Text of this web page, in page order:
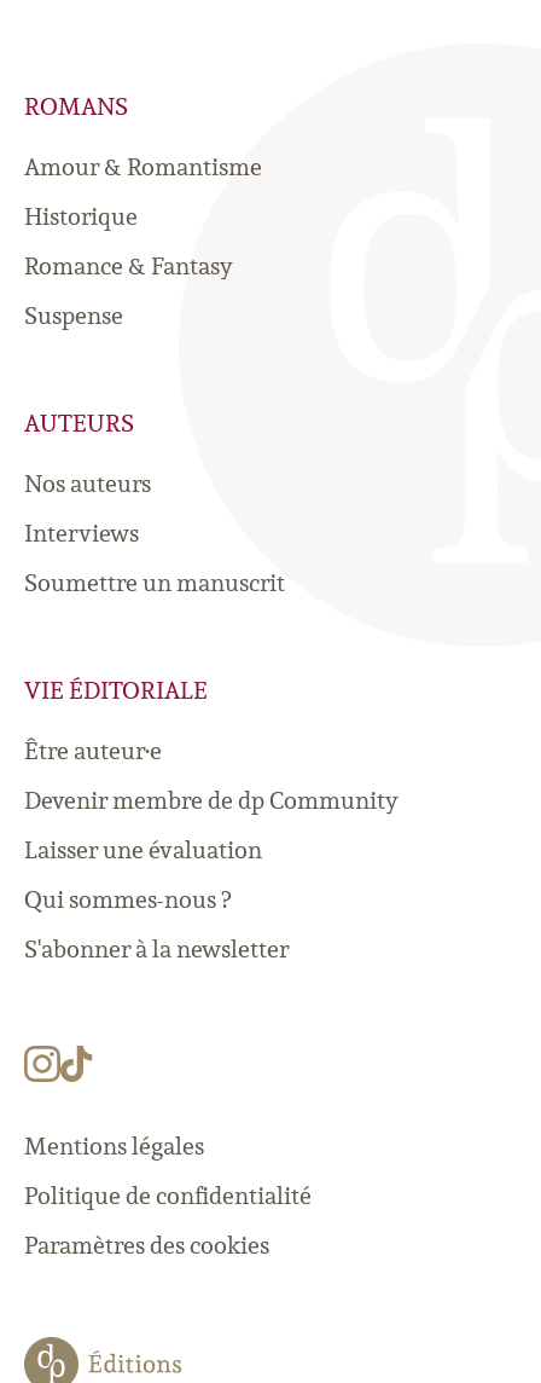
ROMANS
Amour & Romantisme
Historique
Romance & Fantasy
Suspense
AUTEURS
Nos auteurs
Interviews
Soumettre un manuscrit
VIE ÉDITORIALE
Être auteur·e
Devenir membre de dp Community
Laisser une évaluation
Qui sommes-nous ?
S'abonner à la newsletter
Mentions légales
Politique de confidentialité
Paramètres des cookies